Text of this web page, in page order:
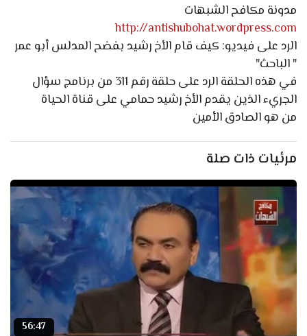
مدونة مكافح الشبهات
http://antishubohat.wordpress.com
الرد على فيديو: كيف قام الأخ رشيد بفضح المدلس أبو عمر
" الباحث"
في هذه الحلقة الرد على حلقة رقم 311 من برنامج سؤال
الجريء الذين يقدم الأخ رشيد حمامي على قناة الحياة
من هو الصادق الأمين
مرئيات ذات صلة
56:47